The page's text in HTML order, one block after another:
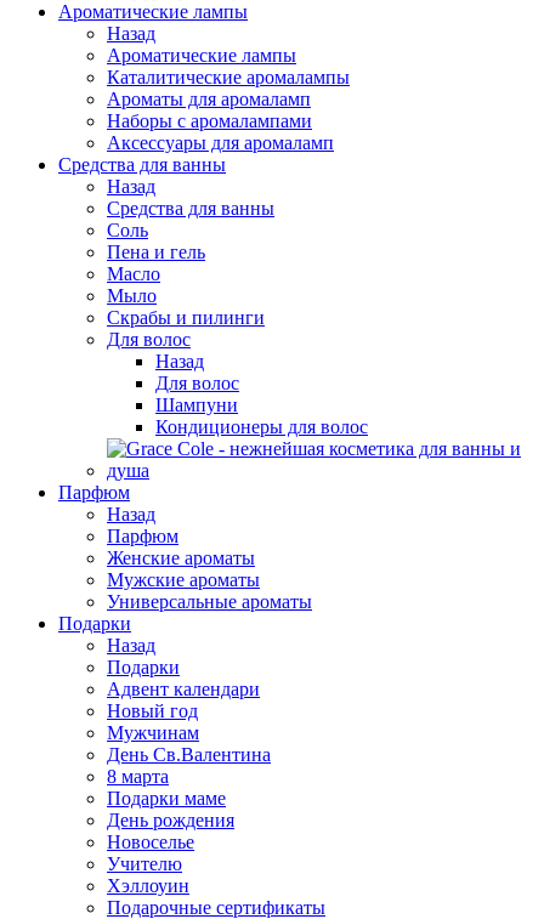
Ароматические лампы
Назад
Ароматические лампы
Каталитические аромалампы
Ароматы для аромаламп
Наборы с аромалампами
Аксессуары для аромаламп
Средства для ванны
Назад
Средства для ванны
Соль
Пена и гель
Масло
Мыло
Скрабы и пилинги
Для волос
Назад
Для волос
Шампуни
Кондиционеры для волос
Парфюм
Назад
Парфюм
Женские ароматы
Мужские ароматы
Универсальные ароматы
Подарки
Назад
Подарки
Адвент календари
Новый год
Мужчинам
День Св.Валентина
8 марта
Подарки маме
День рождения
Новоселье
Учителю
Хэллоуин
Подарочные сертификаты